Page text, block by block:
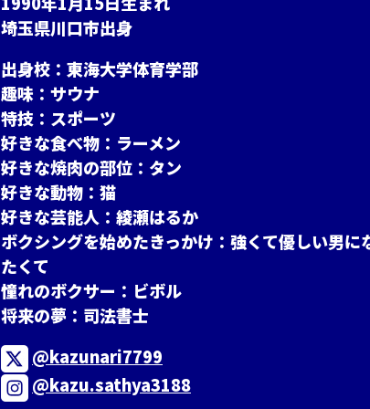
埼玉県川口市出身
出身校：東海大学体育学部
趣味：サウナ
特技：スポーツ
好きな食べ物：ラーメン
好きな焼肉の部位：タン
好きな動物：猫
好きな芸能人：綾瀬はるか
ボクシングを始めたきっかけ：強くて優しい男に
たくて
憧れのボクサー：ビボル
将来の夢：司法書士
@kazunari7799
@kazu.sathya3188